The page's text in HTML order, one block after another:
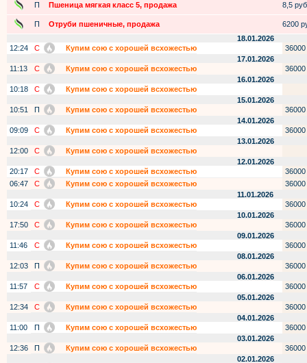
П Пшеница мягкая класс 5, продажа 8,5
П Отруби пшеничные, продажа
6200
18.01.2026
12:24
С Купим сою с хорошей всхожестью
36000
17.01.2026
11:13
С Купим сою с хорошей всхожестью
36000
16.01.2026
10:18
С
Купим сою с хорошей всхожестью
15.01.2026
10:51
П Купим сою с хорошей всхожестью
36000
14.01.2026
09:09
С Купим сою с хорошей всхожестью
36000
13.01.2026
12:00
С
Купим сою с хорошей всхожестью
12.01.2026
20:17
С Купим сою с хорошей всхожестью
36000
06:47
С Купим сою с хорошей всхожестью
36000
11.01.2026
10:24
С Купим сою с хорошей всхожестью
36000
10.01.2026
17:50
С Купим сою с хорошей всхожестью
36000
09.01.2026
11:46
С Купим сою с хорошей всхожестью
36000
08.01.2026
12:03
П Купим сою с хорошей всхожестью
36000
06.01.2026
11:57
С Купим сою с хорошей всхожестью
36000
05.01.2026
12:34
С Купим сою с хорошей всхожестью
36000
04.01.2026
11:00
П Купим сою с хорошей всхожестью
36000
03.01.2026
12:36
П Купим сою с хорошей всхожестью
36000
02.01.2026